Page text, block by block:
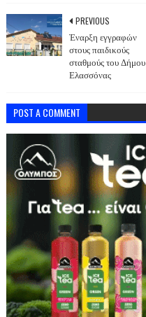
PREVIOUS
Έναρξη εγγραφών
στους παιδικούς
σταθμούς του Δήμου
Ελασσόνας
POST A COMMENT